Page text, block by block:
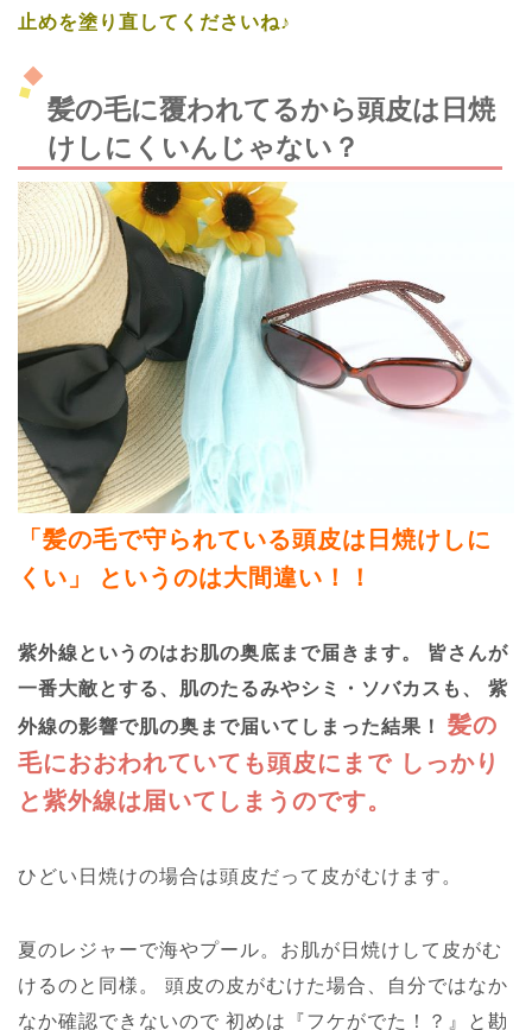
止めを塗り直してくださいね♪
髪の毛に覆われてるから頭皮は日焼
けしにくいんじゃない？
「髪の毛で守られている頭皮は日焼けしに
くい」
というのは大間違い！！
紫外線というのはお肌の奥底まで届きます。
皆さんが
一番大敵とする、肌のたるみやシミ・ソバカスも、
紫
外線の影響で肌の奥まで届いてしまった結果！
髪の
毛におおわれていても頭皮にまで しっかり
と紫外線は届いてしまうのです。
ひどい日焼けの場合は頭皮だって皮がむけます。
夏のレジャーで海やプール。お肌が日焼けして皮がむ
けるのと同様。
頭皮の皮がむけた場合、自分ではなか
なか確認できないので 初めは『フケがでた！？』と勘